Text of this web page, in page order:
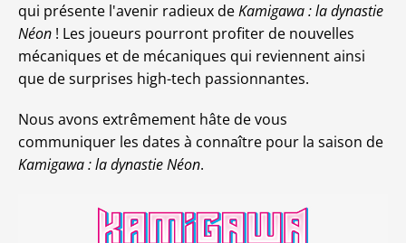
qui présente l'avenir radieux deKamigawa : la dynastie
Néon ! Les joueurs pourront profiter de nouvelles
mécaniques et de mécaniques qui reviennent ainsi
que de surprises high-tech passionnantes.
Nous avons extrêmement hâte de vous
communiquer les dates à connaître pour la saison de
Kamigawa : la dynastie Néon.